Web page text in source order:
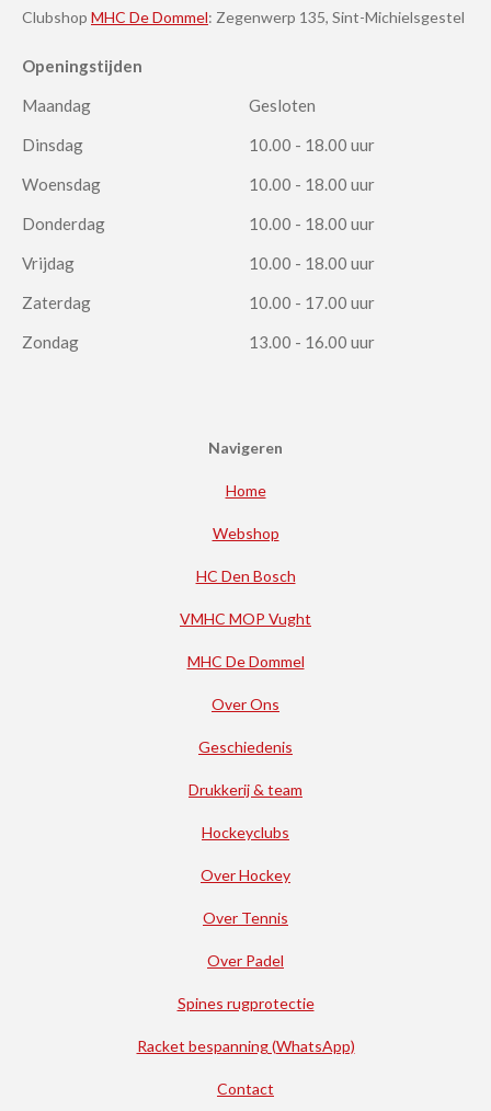
Clubshop MHC De Dommel: Zegenwerp 135, Sint-Michielsgestel
Openingstijden
Maandag
Gesloten
Dinsdag
10.00 - 18.00 uur
Woensdag
10.00 - 18.00 uur
Donderdag
10.00 - 18.00 uur
Vrijdag
10.00 - 18.00 uur
Zaterdag
10.00 - 17.00 uur
Zondag
13.00 - 16.00 uur
Navigeren
Home
Webshop
HC Den Bosch
VMHC MOP Vught
MHC De Dommel
Over Ons
Geschiedenis
Drukkerij & team
Hockeyclubs
Over Hockey
Over Tennis
Over Padel
Spines rugprotectie
Racket bespanning (WhatsApp)
Contact